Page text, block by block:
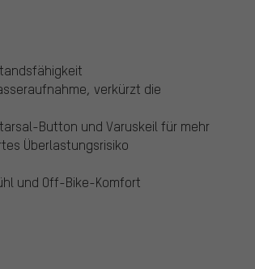
verkürzt die
Button und Varuskeil für mehr
Überlastungsrisiko
und Off-Bike-Komfort